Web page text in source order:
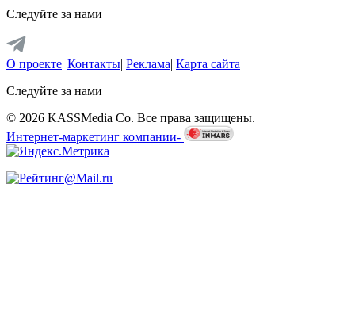
Следуйте за нами
О проекте| Контакты| Реклама| Карта сайта
Следуйте за нами
© 2026 KASSMedia Co. Все права защищены.
Интернет-маркетинг компании-